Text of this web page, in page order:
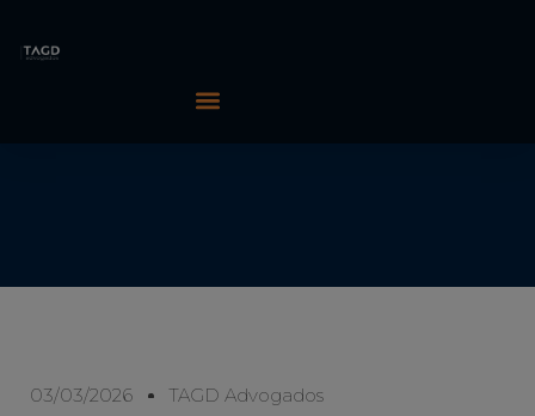
03/03/2026 TAGD Advogados